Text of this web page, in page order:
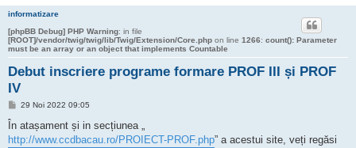
informatizare
[phpBB Debug] PHP Warning: in file
[ROOT]/vendor/twig/twig/lib/Twig/Extension/Core.php on line 1266: count(): Parameter
must be an array or an object that implements Countable
Debut inscriere programe formare PROF III și PROF
IV
M
s
j
29 Noi 2022 09:05
În atașament și in secțiunea „
http://www.ccdbacau.ro/PROIECT-PROF.php” a acestui site, veți regăsi